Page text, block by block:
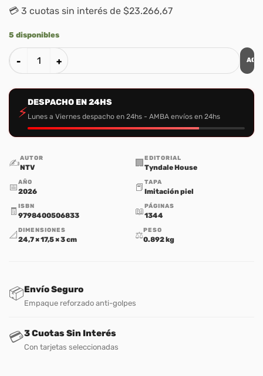
💳 3 cuotas sin interés de $23.266,67
5 disponibles
Santa Biblia Letra Grande Ultrafina NTV – Imitacion Rosa
⚡
DESPACHO EN 24HS
Lunes a Viernes despacho en 24hs - AMBA envíos en 24hs
✍️AUTOR
NTV 🏢 EDITORIAL
Tyndale House
📅AÑO
2026 📕 TAPA
Imitación piel
🧾 ISBN
9798400506833 📖PÁGINAS
1344
📐 DIMENSIONES
24,7 × 17,5 × 3 cm ⚖️PESO
0.892 kg
📦Envío Seguro
Empaque reforzado anti-golpes
💳3 Cuotas Sin Interés
Con tarjetas seleccionadas